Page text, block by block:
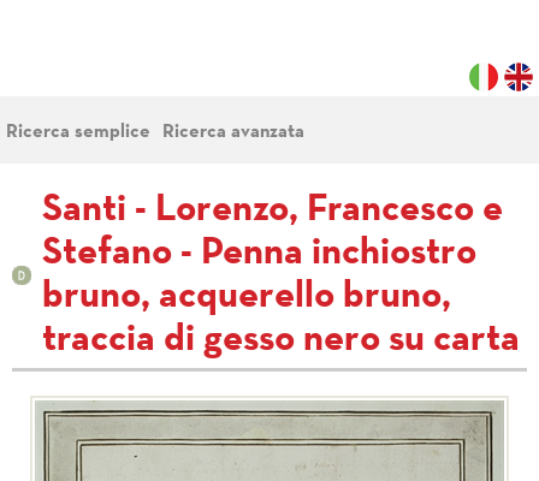
Ricerca semplice Ricerca avanzata
Santi - Lorenzo, Francesco e
Stefano - Penna inchiostro
bruno, acquerello bruno,
traccia di gesso nero su carta